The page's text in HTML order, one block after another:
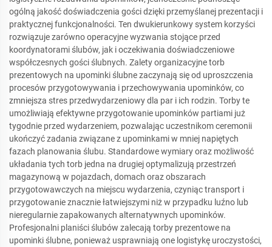
ogólną jakość doświadczenia gości dzięki przemyślanej prezentacji i
praktycznej funkcjonalności. Ten dwukierunkowy system korzyści
rozwiązuje zarówno operacyjne wyzwania stojące przed
koordynatorami ślubów, jak i oczekiwania doświadczeniowe
współczesnych gości ślubnych. Zalety organizacyjne torb
prezentowych na upominki ślubne zaczynają się od uproszczenia
procesów przygotowywania i przechowywania upominków, co
zmniejsza stres przedwydarzeniowy dla par i ich rodzin. Torby te
umożliwiają efektywne przygotowanie upominków partiami już
tygodnie przed wydarzeniem, pozwalając uczestnikom ceremonii
ukończyć zadania związane z upominkami w mniej napiętych
fazach planowania ślubu. Standardowe wymiary oraz możliwość
układania tych torb jedna na drugiej optymalizują przestrzeń
magazynową w pojazdach, domach oraz obszarach
przygotowawczych na miejscu wydarzenia, czyniąc transport i
przygotowanie znacznie łatwiejszymi niż w przypadku luźno lub
nieregularnie zapakowanych alternatywnych upominków.
Profesjonalni planiści ślubów zalecają torby prezentowe na
upominki ślubne, ponieważ usprawniają one logistykę uroczystości,